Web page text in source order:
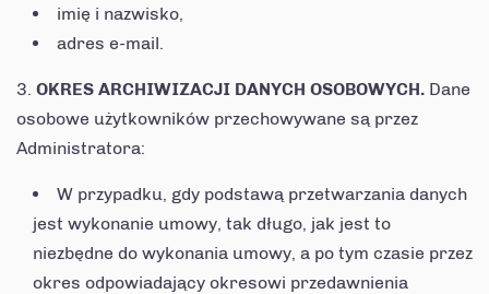
imię i nazwisko,
adres e-mail.
OKRES ARCHIWIZACJI DANYCH OSOBOWYCH. Dane
osobowe użytkowników przechowywane są przez
Administratora:
W przypadku, gdy podstawą przetwarzania danych
jest wykonanie umowy, tak długo, jak jest to
niezbędne do wykonania umowy, a po tym czasie przez
okres odpowiadający okresowi przedawnienia